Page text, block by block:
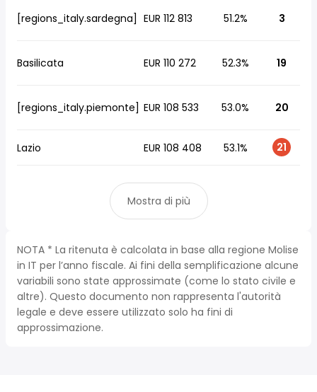
[regions_italy.sardegna] EUR 112 813 51.2% 3
Basilicata EUR 110 272 52.3% 19
[regions_italy.piemonte] EUR 108 533 53.0% 20
Lazio EUR 108 408 53.1% 21
Mostra di più
NOTA * La ritenuta è calcolata in base alla regione Molise
in IT per l’anno fiscale. Ai fini della semplificazione alcune
variabili sono state approssimate (come lo stato civile e
altre). Questo documento non rappresenta l'autorità
legale e deve essere utilizzato solo ha fini di
approssimazione.